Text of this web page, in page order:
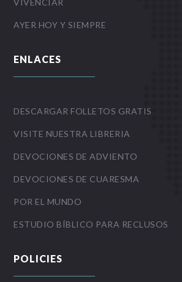
VIVENCIAR
AYER HOY Y SIEMPRE
ENLACES
DESCARGAR FOLLETOS GRATIS
VISITE NUESTRA LIBRERIA
DEVOCIONES DE ADVIENTO
DEVOCIONES DE CUARESMA
POR EL MUNDO
ESTUDIO BÍBLICO PARA RECLUSOS
POLICIES